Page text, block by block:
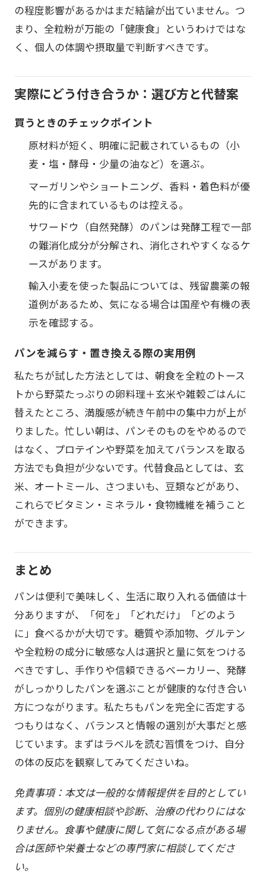
の程度影響があるかはまだ結論が出ていません。つ
まり、全粒粉が万能の「健康食」というわけではな
く、個人の体調や摂取量で判断すべきです。
実際にどう付き合うか：選び方と代替案
買うときのチェックポイント
原材料が短く、明確に記載されているもの（小
麦・塩・酵母・少量の油など）を選ぶ。
マーガリンやショートニング、香料・着色料が優
先的に含まれているものは控える。
サワードウ（自然発酵）のパンは発酵工程で一部
の難消化成分が分解され、消化されやすくなるケ
ースがあります。
輸入小麦を使った製品については、残留農薬の報
道例があるため、気になる場合は国産や有機の表
示を確認する。
パンを減らす・置き換える際の実用例
私たちが試した方法としては、朝食を全粒のトース
トから野菜たっぷりの卵料理＋玄米や雑穀ごはんに
替えたところ、満腹感が続き午前中の集中力が上が
りました。忙しい朝は、パンそのものをやめるので
はなく、プロテインや野菜を加えてバランスを取る
方法でも負担が少ないです。代替食品としては、玄
米、オートミール、さつまいも、豆類などがあり、
これらでビタミン・ミネラル・食物繊維を補うこと
ができます。
まとめ
パンは便利で美味しく、生活に取り入れる価値は十
分ありますが、「何を」「どれだけ」「どのよう
に」食べるかが大切です。糖質や添加物、グルテン
や全粒粉の成分に敏感な人は選択と量に気をつける
べきですし、手作りや信頼できるベーカリー、発酵
がしっかりしたパンを選ぶことが健康的な付き合い
方につながります。私たちもパンを完全に否定する
つもりはなく、バランスと情報の選別が大事だと感
じています。まずはラベルを読む習慣をつけ、自分
の体の反応を観察してみてくださいね。
免責事項：本文は一般的な情報提供を目的としてい
ます。個別の健康相談や診断、治療の代わりにはな
りません。食事や健康に関して気になる点がある場
合は医師や栄養士などの専門家に相談してくださ
い。